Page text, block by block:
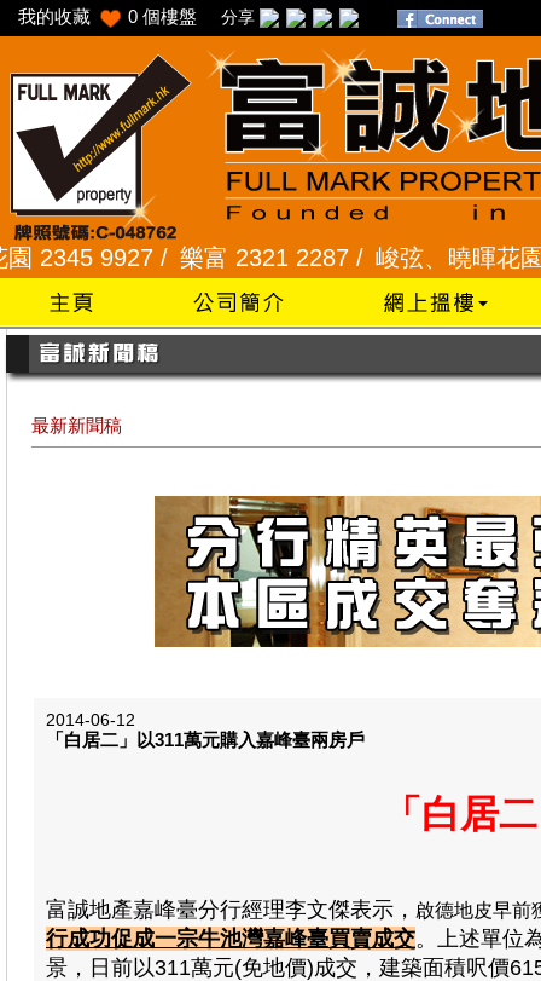
我的收藏 0 個樓盤 分享
9927 / 樂富 2321 2287 / 峻弦、曉暉花園 2345
最新新聞稿
2014-06-12
「白居二」以311萬元購入嘉峰臺兩房戶
「白居
富誠地產嘉峰臺分行經理李文傑表示， 啟德地皮早前
行成功促成一宗牛池灣嘉峰臺買賣成交。上述單位
景，日前以311萬元(免地價)成交，建築面積呎價